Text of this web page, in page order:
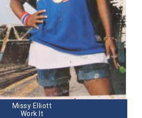
Missy Elliott
Work It